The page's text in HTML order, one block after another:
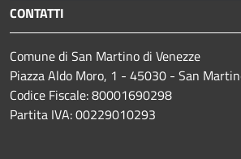
CONTATTI
Comune di San Martino di Venezze
Piazza Aldo Moro, 1 - 45030 - San
Codice Fiscale: 80001690298
Partita IVA: 00229010293